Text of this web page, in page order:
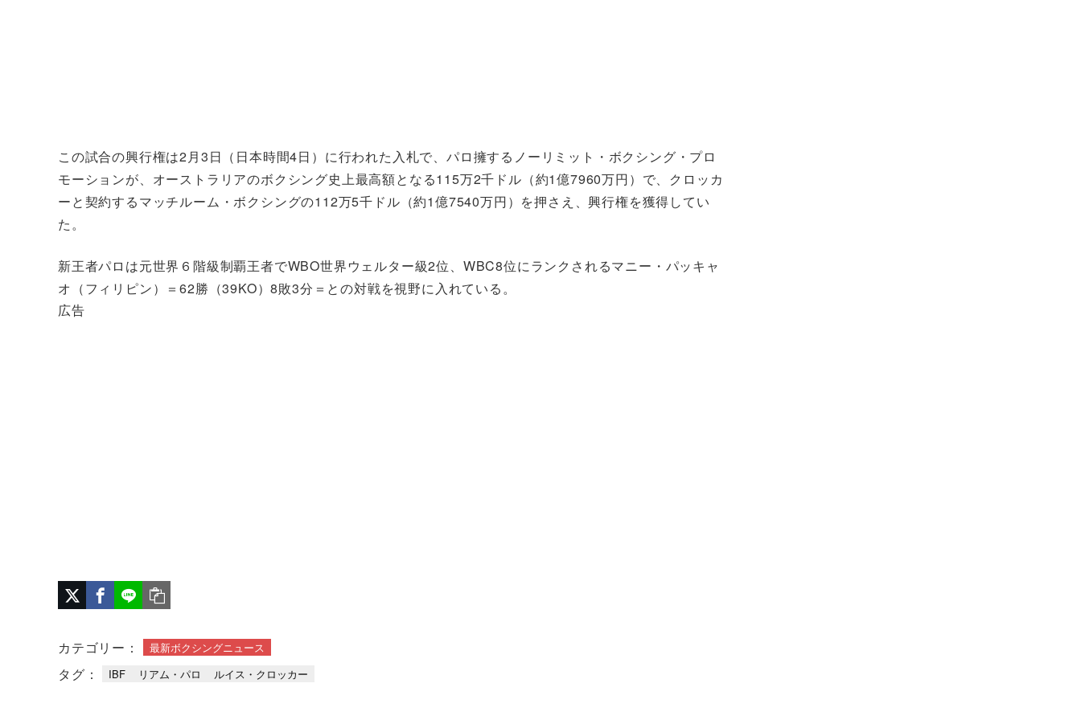
この試合の興行権は2月3日（日本時間4日）に行われた入札で、パロ擁するノーリミット・ボクシング・プロ
モーションが、オーストラリアのボクシング史上最高額となる115万2千ドル（約1億7960万円）で、クロッカ
ーと契約するマッチルーム・ボクシングの112万5千ドル（約1億7540万円）を押さえ、興行権を獲得してい
た。
新王者パロは元世界６階級制覇王者でWBO世界ウェルター級2位、WBC8位にランクされるマニー・パッキャ
オ（フィリピン）＝62勝（39KO）8敗3分＝との対戦を視野に入れている。
広告
カテゴリー： 最新ボクシングニュース
タグ： IBF リアム・パロ ルイス・クロッカー